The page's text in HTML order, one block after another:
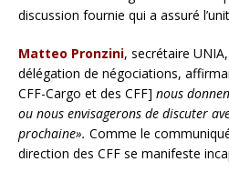
discussion fournie qui a assuré
Matteo Pronzini, secrétaire
délégation de négociations,
CFF-Cargo et des CFF] nous
ou nous envisagerons de discuter
prochaine». Comme le
direction des CFF se manifeste